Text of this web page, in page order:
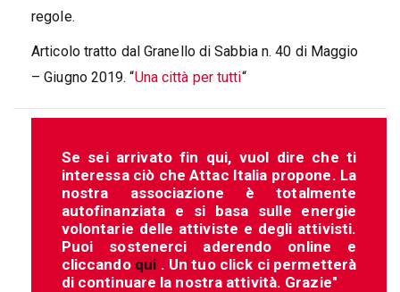
regole.
Articolo tratto dal Granello di Sabbia n. 40 di Maggio
– Giugno 2019. “Una città per tutti“
Se sei arrivato fin qui, vuol dire che ti
interessa ciò che Attac Italia propone. La
nostra associazione è totalmente
autofinanziata e si basa sulle energie
volontarie delle attiviste e degli attivisti.
Puoi sostenerci aderendo online e
cliccando qui . Un tuo click ci permetterà
di continuare la nostra attività. Grazie"